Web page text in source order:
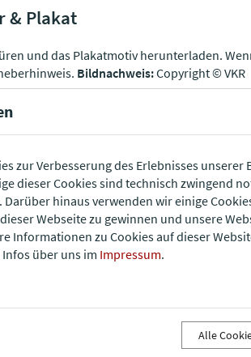
& Plakat
und das Plakatmotiv herunterladen.
Bildnachweis:Copyright © VKR
Hauptflyer
KOSTENLOSER DOWNLOAD
zur Verbesserung des Erlebnisses unserer
dieser Cookies sind technisch zwingend
Darüber hinaus verwenden wir einige
Webseite zu gewinnen und unsere
Informationen zu Cookies auf dieser
über uns im Impressum.
Alle